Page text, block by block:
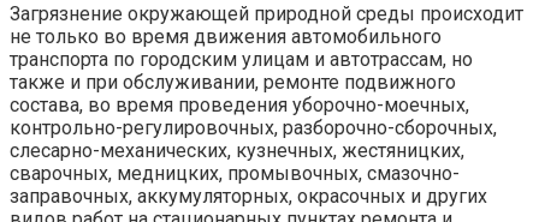
Загрязнение окружающей природной среды происходит
не только во время движения автомобильного
транспорта по городским улицам и автотрассам, но
также и при обслуживании, ремонте подвижного
состава, во время проведения уборочно-моечных,
контрольно-регулировочных, разборочно-сборочных,
слесарно-механических, кузнечных, жестяницких,
сварочных, медницких, промывочных, смазочно-
заправочных, аккумуляторных, окрасочных и других